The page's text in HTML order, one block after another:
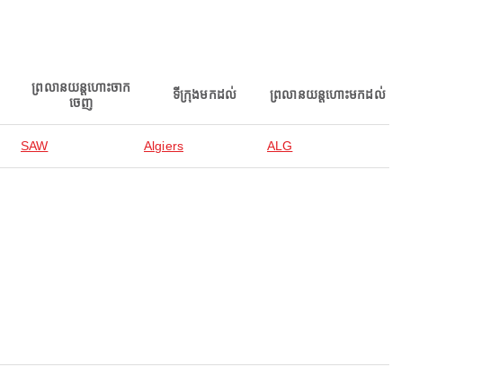
ព្រលានយន្តហោះចាក
ចេញ
ទីក្រុងមកដល់ ព្រលានយន្តហោះមកដល់
SAW Algiers ALG